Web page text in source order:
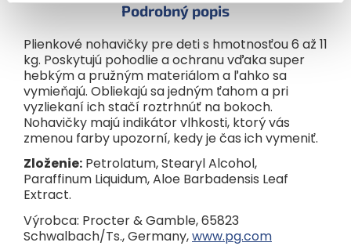
Podrobný popis
Plienkové nohavičky pre deti s hmotnosťou 6 až 11
kg. Poskytujú pohodlie a ochranu vďaka super
hebkým a pružným materiálom a ľahko sa
vymieňajú. Obliekajú sa jedným ťahom a pri
vyzliekaní ich stačí roztrhnúť na bokoch.
Nohavičky majú indikátor vlhkosti, ktorý vás
zmenou farby upozorní, kedy je čas ich vymeniť.
Zloženie: Petrolatum, Stearyl Alcohol,
Paraffinum Liquidum, Aloe Barbadensis Leaf
Extract.
Výrobca: Procter & Gamble, 65823
Schwalbach/Ts., Germany,www.pg.com